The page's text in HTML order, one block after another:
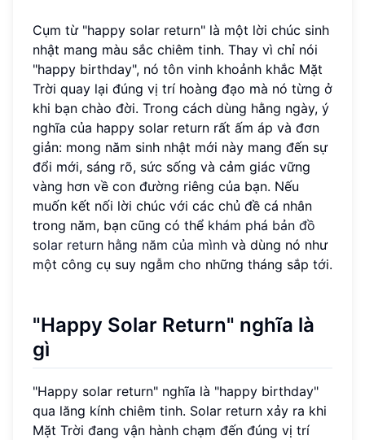
Cụm từ "happy solar return" là một lời chúc sinh
nhật mang màu sắc chiêm tinh. Thay vì chỉ nói
"happy birthday", nó tôn vinh khoảnh khắc Mặt
Trời quay lại đúng vị trí hoàng đạo mà nó từng ở
khi bạn chào đời. Trong cách dùng hằng ngày, ý
nghĩa của happy solar return rất ấm áp và đơn
giản: mong năm sinh nhật mới này mang đến sự
đổi mới, sáng rõ, sức sống và cảm giác vững
vàng hơn về con đường riêng của bạn. Nếu
muốn kết nối lời chúc với các chủ đề cá nhân
trong năm, bạn cũng có thể khám phá bản đồ
solar return hằng năm của mình và dùng nó như
một công cụ suy ngẫm cho những tháng sắp tới.
"Happy Solar Return" nghĩa là
gì
"Happy solar return" nghĩa là "happy birthday"
qua lăng kính chiêm tinh. Solar return xảy ra khi
Mặt Trời đang vận hành chạm đến đúng vị trí